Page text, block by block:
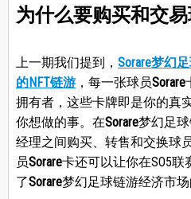
为什么要购买和交易
上一期我们提到， Sorare梦幻
的NFT链游，每一张球员Sorare
拥有者，这些卡牌即是你的真
你想做的事。在Sorare梦幻足
经理之间购买、转售和交换球
员Sorare卡还可以让你在SO5
了Sorare梦幻足球链游经济市场